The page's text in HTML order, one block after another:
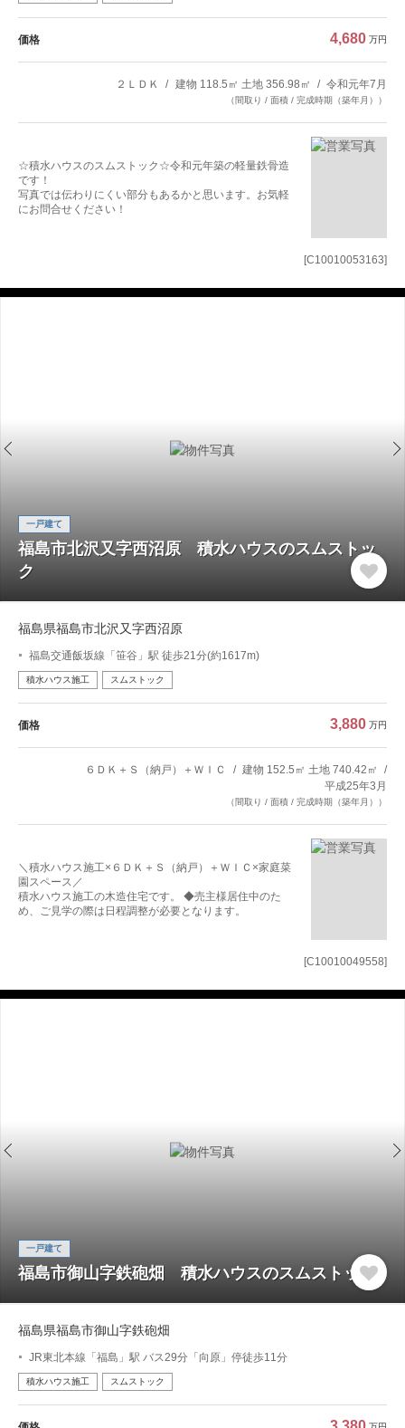
[C10010053163]
価格 4,680 万円
２ＬＤＫ 建物 118.5㎡ 土地 356.98㎡ 令和元年7月
（間取り / 面積 / 完成時期（築年月））
☆積水ハウスのスムストック☆令和元年築の軽量鉄骨造
です！
写真では伝わりにくい部分もあるかと思います。お気軽
にお問合せください！
[C10010049558]
一戸建て
福島市北沢又字西沼原 積水ハウスのスムストッ
ク
福島県福島市北沢又字西沼原
福島交通飯坂線「笹谷」駅 徒歩21分(約1617m)
積水ハウス施工 スムストック
価格 3,880 万円
６ＤＫ＋Ｓ（納戸）＋ＷＩＣ
建物 152.5㎡ 土地 740.42㎡
平成25年3月
（間取り / 面積 / 完成時期（築年月））
＼積水ハウス施工×６ＤＫ＋Ｓ（納戸）＋ＷＩＣ×家庭菜
園スペース／
積水ハウス施工の木造住宅です。 ◆売主様居住中のた
め、ご見学の際は日程調整が必要となります。
一戸建て
福島市御山字鉄砲畑 積水ハウスのスムストック
福島県福島市御山字鉄砲畑
JR東北本線「福島」駅 バス29分「向原」停徒歩11分
積水ハウス施工 スムストック